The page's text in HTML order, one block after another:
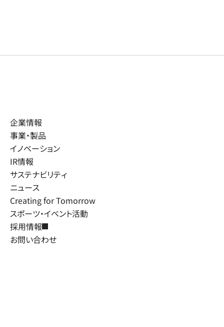
企業情報
事業・製品
イノベーション
IR情報
サステナビリティ
ニュース
Creating for Tomorrow
スポーツ・イベント活動
採用情報
お問い合わせ